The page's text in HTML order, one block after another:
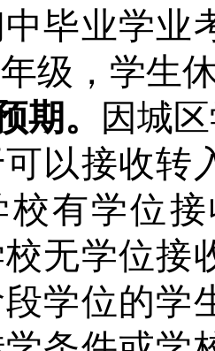
毕业学业
级， 学生
期。
因城
以接收转
校有学位
无学位接
学位的学